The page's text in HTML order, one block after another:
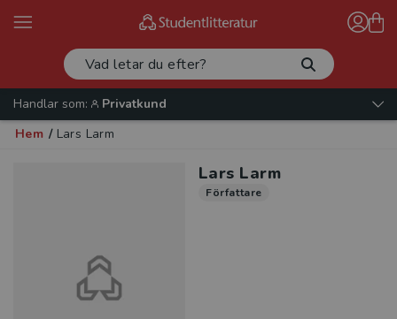
Handlar som:
Privatkund
Hem / Lars Larm
Lars Larm
Författare